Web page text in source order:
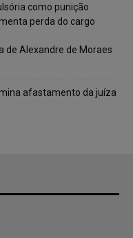
como punição
perda do cargo
de Alexandre de Moraes
afastamento da juíza